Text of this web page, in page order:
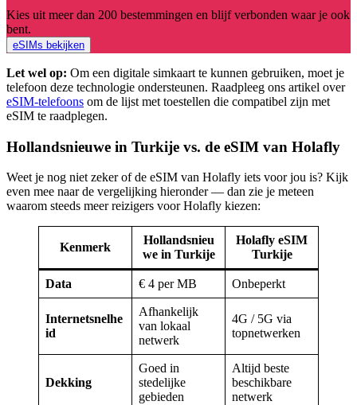
Kies uit meer dan 200 bestemmingen en blijf verbonden waar je ook
bent.
eSIMs bekijken
Let wel op: Om een digitale simkaart te kunnen gebruiken, moet je
telefoon deze technologie ondersteunen. Raadpleeg ons artikel over
eSIM-telefoons om de lijst met toestellen die compatibel zijn met
eSIM te raadplegen.
Hollandsnieuwe in Turkije vs. de eSIM van Holafly
Weet je nog niet zeker of de eSIM van Holafly iets voor jou is? Kijk
even mee naar de vergelijking hieronder — dan zie je meteen
waarom steeds meer reizigers voor Holafly kiezen:
Kenmerk
Hollandsnieu
we in Turkije
Holafly eSIM
Turkije
Data € 4 per MB Onbeperkt
Internetsnelhe
id
Afhankelijk
van lokaal
netwerk
4G / 5G via
topnetwerken
Dekking
Goed in
stedelijke
gebieden
Altijd beste
beschikbare
netwerk